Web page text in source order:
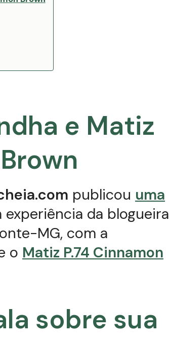
e Matiz
publicou uma
experiência da blogueira
MG, com a
o Matiz P.74 Cinnamon
sobre sua